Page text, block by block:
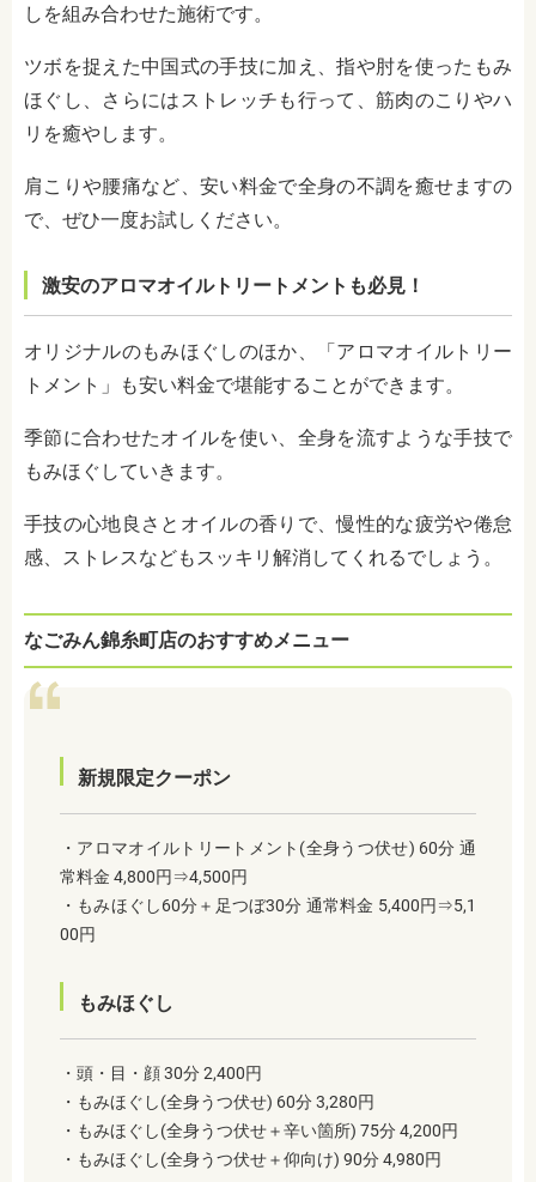
しを組み合わせた施術です。
ツボを捉えた中国式の手技に加え、指や肘を使ったもみ
ほぐし、さらにはストレッチも行って、筋肉のこりやハ
リを癒やします。
肩こりや腰痛など、安い料金で全身の不調を癒せますの
で、ぜひ一度お試しください。
激安のアロマオイルトリートメントも必見！
オリジナルのもみほぐしのほか、「アロマオイルトリー
トメント」も安い料金で堪能することができます。
季節に合わせたオイルを使い、全身を流すような手技で
もみほぐしていきます。
手技の心地良さとオイルの香りで、慢性的な疲労や倦怠
感、ストレスなどもスッキリ解消してくれるでしょう。
なごみん錦糸町店のおすすめメニュー
新規限定クーポン
・アロマオイルトリートメント(全身うつ伏せ) 60分 通
常料金 4,800円⇒4,500円
・もみほぐし60分＋足つぼ30分 通常料金 5,400円⇒5,1
00円
もみほぐし
・頭・目・顔 30分 2,400円
・もみほぐし(全身うつ伏せ) 60分 3,280円
・もみほぐし(全身うつ伏せ＋辛い箇所) 75分 4,200円
・もみほぐし(全身うつ伏せ＋仰向け) 90分 4,980円